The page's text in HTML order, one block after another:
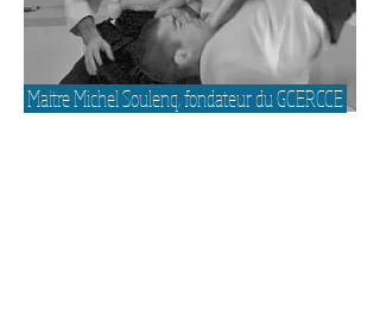
Maitre Michel Soulenq, fondateur du GCERCCE